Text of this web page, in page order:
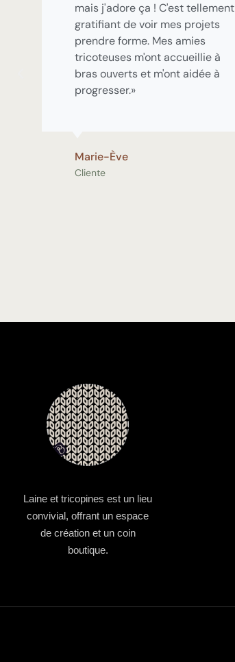
mais j'adore ça ! C'est tellement
gratifiant de voir mes projets
prendre forme. Mes amies
tricoteuses m'ont accueillie à
bras ouverts et m'ont aidée à
progresser.»
Marie-Ève
Cliente
Laine et tricopines est un lieu
convivial, offrant un espace
de création et un coin
boutique.